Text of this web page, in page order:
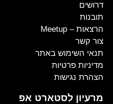
דרושים
תובנות
הרצאות – Meetup
צור קשר
תנאי השימוש באתר
מדיניות פרטיות
הצהרת נגישות
מרעיון לסטארט אפ